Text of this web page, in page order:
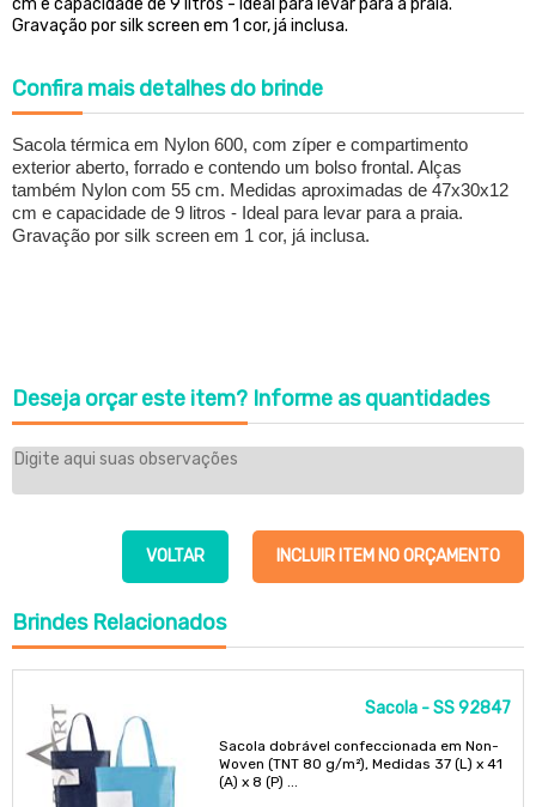
cm e capacidade de 9 litros - Ideal para levar para a praia.
Gravação por silk screen em 1 cor, já inclusa.
Confira mais detalhes do brinde
Sacola térmica em Nylon 600, com zíper e compartimento
exterior aberto, forrado e contendo um bolso frontal. Alças
também Nylon com 55 cm. Medidas aproximadas de 47x30x12
cm e capacidade de 9 litros - Ideal para levar para a praia.
Gravação por silk screen em 1 cor, já inclusa.
Deseja orçar este item? Informe as quantidades
INCLUIR ITEM NO ORÇAMENTO
VOLTAR
BrindesRelacionados
Sacola - SS 92847
Sacola dobrável confeccionada em Non-
Woven (TNT 80 g/m²), Medidas 37 (L) x 41
(A) x 8 (P) ...